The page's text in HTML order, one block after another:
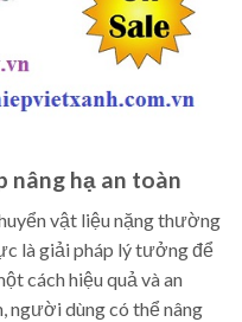
nâng hạ an toàn
vật liệu nặng thường
là giải pháp lý tưởng để
cách hiệu quả và an
người dùng có thể nâng